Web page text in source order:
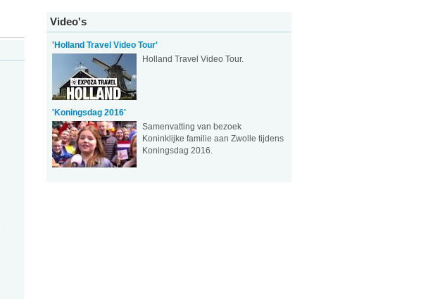
Video's
'Holland Travel Video Tour'
Holland Travel Video Tour.
'Koningsdag 2016'
Samenvatting van bezoek
Koninklijke familie aan Zwolle tijdens
Koningsdag 2016.